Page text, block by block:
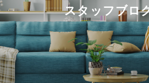
スタッフブロ